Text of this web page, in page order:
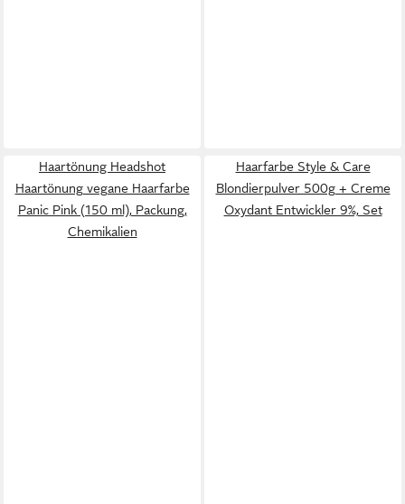
Haartönung Headshot
Haartönung vegane Haarfarbe
Panic Pink (150 ml), Packung,
Chemikalien
Haarfarbe Style & Care
Blondierpulver 500g + Creme
Oxydant Entwickler 9%, Set